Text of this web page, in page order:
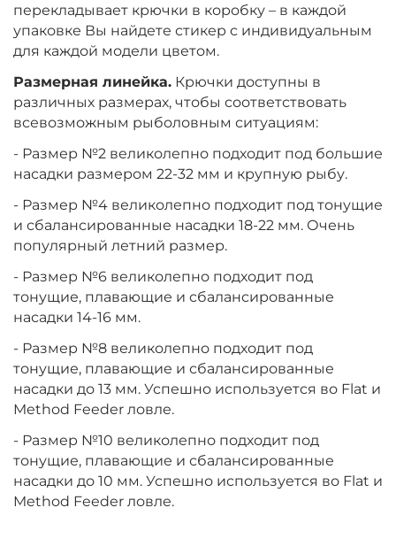
перекладывает крючки в коробку – в каждой
упаковке Вы найдете стикер с индивидуальным
для каждой модели цветом.
Размерная линейка. Крючки доступны в
различных размерах, чтобы соответствовать
всевозможным рыболовным ситуациям:
- Размер №2 великолепно подходит под большие
насадки размером 22-32 мм и крупную рыбу.
- Размер №4 великолепно подходит под тонущие
и сбалансированные насадки 18-22 мм. Очень
популярный летний размер.
- Размер №6 великолепно подходит под
тонущие, плавающие и сбалансированные
насадки 14-16 мм.
- Размер №8 великолепно подходит под
тонущие, плавающие и сбалансированные
насадки до 13 мм. Успешно используется во Flat и
Method Feeder ловле.
- Размер №10 великолепно подходит под
тонущие, плавающие и сбалансированные
насадки до 10 мм. Успешно используется во Flat и
Method Feeder ловле.